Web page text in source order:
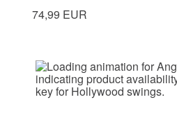
74,99 EUR